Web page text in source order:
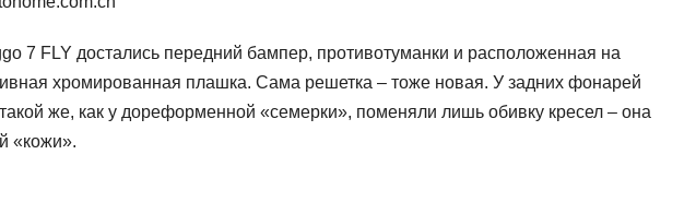
7 FLY достались передний бампер, противотуманки и расположенная на
хромированная плашка. Сама решетка – тоже новая. У задних фонарей
же, как у дореформенной «семерки», поменяли лишь обивку кресел – она
«кожи».